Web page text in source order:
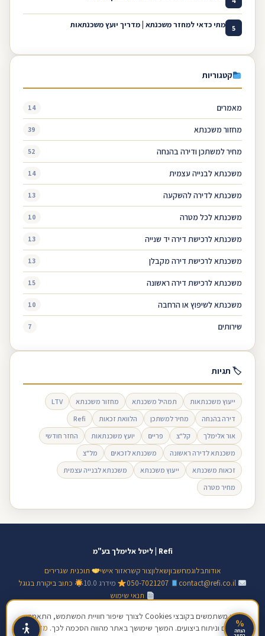
5 מתי כדאי למחזר משכנתא | מדריך יועץ משכנתאות
קטגוריות
מאמרים 14
מחזור משכנתא 39
מחיר למשתכן ודירה בהנחה 52
משכנתא לבנייה עצמית 14
משכנתא לדירה להשקעה 13
משכנתא לכל מטרה 10
משכנתא לרכישת דירה יד שנייה 13
משכנתא לרכישת דירה מקבלן 13
משכנתא לרכישת דירה ראשונה 15
משכנתא לשיפוץ או הרחבה 10
שירותים 7
🏷 תגיות
ייעוץ משכנתאות תמהיל משכנתא מחזור משכנתא
LTV
דירה בהנחה
מחיר למשתכן הלוואת זכאות
Refi
אור אלימלך
קל"צ פריים יועץ משכנתאות
החזר חודשי
משכנתא לדירה ראשונה
משכנתא לזכאים
מל"צ
זכאות משכנתא
ייעוץ משכנתא
משכנתא לבנייה עצמית
מחיר מטרה
Refi | ליטל אלימלך בע"מ
אודותבלוגמחשבוןשאלוןצור קשראזור אישי
תוכנית שגרירים
050-7021207 מידרג 10.0
כתוב ביקורת בגוגל
תנאי שימוש
© 2026 ליטל אלימלך בע"מ · ח.פ 517128138 · כל הזכויות שמורות | מידע כללי
בלבד, אינו ייעוץ פיננסי מחייב
אנו משתמשים בקובצי Cookies לצורך שיפור חוויית המשתמש, התאמת
תכנים וניתוח ביצועים. המשך שימושך באתר מהווה הסכמה לכך. מדיניות
%
הנחה